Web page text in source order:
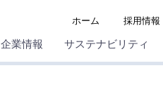
ホーム 採用情報
企業情報 サステナビリティ